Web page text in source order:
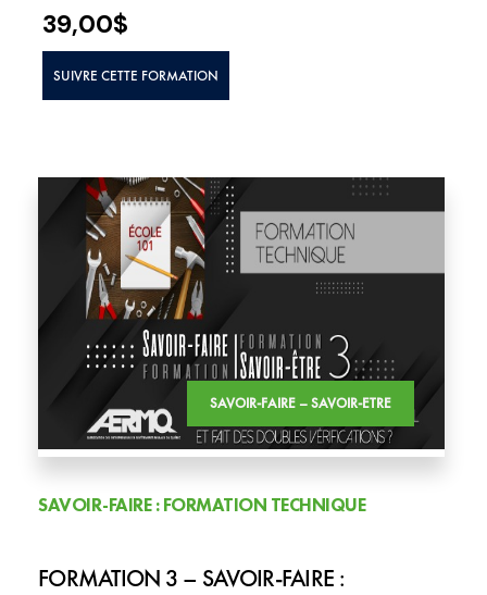
39,00$
SUIVRE CETTE FORMATION
SAVOIR-FAIRE – SAVOIR-ETRE
SAVOIR-FAIRE : FORMATION TECHNIQUE
FORMATION 3 – SAVOIR-FAIRE :